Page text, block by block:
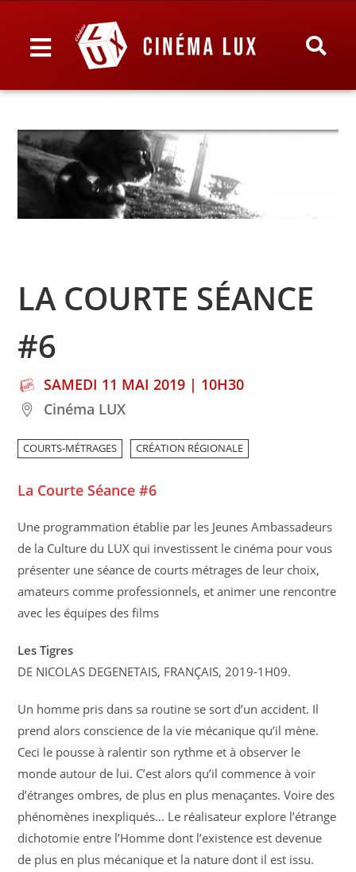
LA COURTE SÉANCE
#6
SAMEDI 11 MAI 2019 | 10H30
Cinéma LUX
COURTS-MÉTRAGES CRÉATION RÉGIONALE
La Courte Séance #6
Une programmation établie par les Jeunes Ambassadeurs
de la Culture du LUX qui investissent le cinéma pour vous
présenter une séance de courts métrages de leur choix,
amateurs comme professionnels, et animer une rencontre
avec les équipes des films
Les Tigres
DE NICOLAS DEGENETAIS, FRANÇAIS, 2019-1H09.
Un homme pris dans sa routine se sort d’un accident. Il
prend alors conscience de la vie mécanique qu’il mène.
Ceci le pousse à ralentir son rythme et à observer le
monde autour de lui. C’est alors qu’il commence à voir
d’étranges ombres, de plus en plus menaçantes. Voire des
phénomènes inexpliqués… Le réalisateur explore l’étrange
dichotomie entre l’Homme dont l’existence est devenue
de plus en plus mécanique et la nature dont il est issu.